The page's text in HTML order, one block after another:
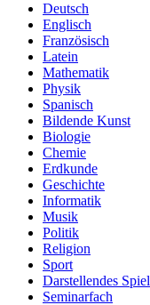
Deutsch
Englisch
Französisch
Latein
Mathematik
Physik
Spanisch
Bildende Kunst
Biologie
Chemie
Erdkunde
Geschichte
Informatik
Musik
Politik
Religion
Sport
Darstellendes Spiel
Seminarfach